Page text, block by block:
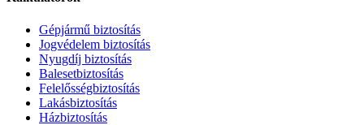
Gépjármű biztosítás
Jogvédelem biztosítás
Nyugdíj biztosítás
Balesetbiztosítás
Felelősségbiztosítás
Lakásbiztosítás
Házbiztosítás